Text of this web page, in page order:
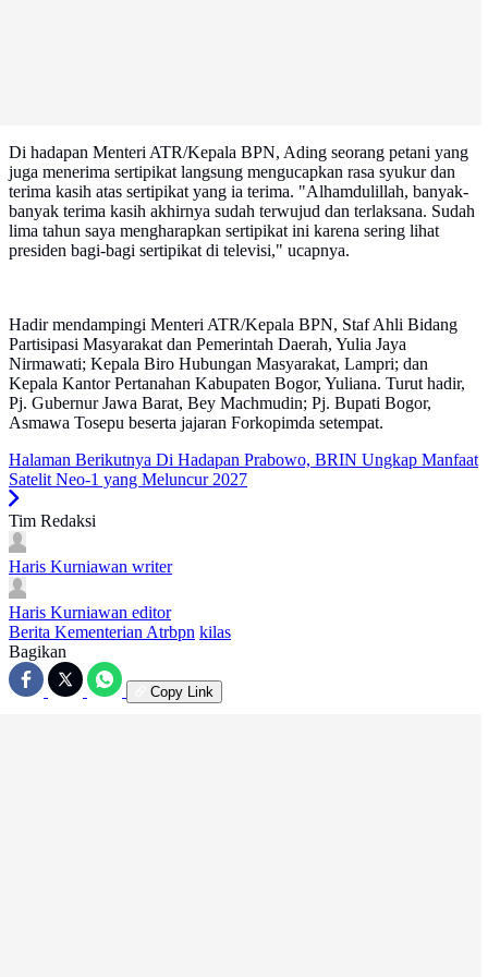
Di hadapan Menteri ATR/Kepala BPN, Ading seorang petani yang
juga menerima sertipikat langsung mengucapkan rasa syukur dan
terima kasih atas sertipikat yang ia terima. "Alhamdulillah, banyak-
banyak terima kasih akhirnya sudah terwujud dan terlaksana. Sudah
lima tahun saya mengharapkan sertipikat ini karena sering lihat
presiden bagi-bagi sertipikat di televisi," ucapnya.
Hadir mendampingi Menteri ATR/Kepala BPN, Staf Ahli Bidang
Partisipasi Masyarakat dan Pemerintah Daerah, Yulia Jaya
Nirmawati; Kepala Biro Hubungan Masyarakat, Lampri; dan
Kepala Kantor Pertanahan Kabupaten Bogor, Yuliana. Turut hadir,
Pj. Gubernur Jawa Barat, Bey Machmudin; Pj. Bupati Bogor,
Asmawa Tosepu beserta jajaran Forkopimda setempat.
Halaman Berikutnya Di Hadapan Prabowo, BRIN Ungkap Manfaat
Satelit Neo-1 yang Meluncur 2027
Tim Redaksi
Haris Kurniawan writer
Haris Kurniawan editor
Berita Kementerian Atrbpn kilas
Bagikan
Copy Link